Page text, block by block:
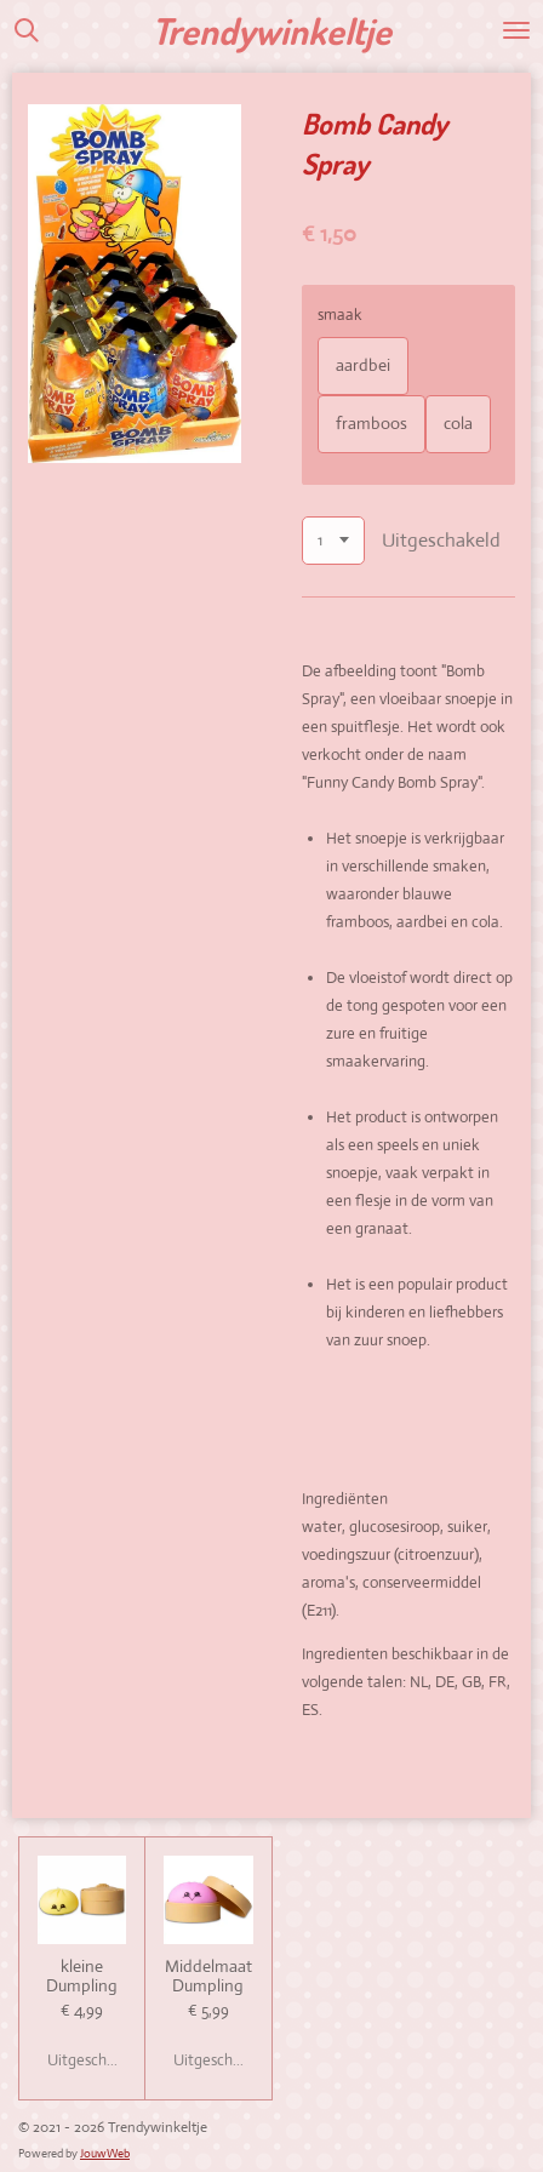
Ga
de
hoofdinhoud
Trendywinkeltje
Bomb Candy
Spray
€ 1,50
smaak
aardbei
framboos cola
Uitgeschakeld
De afbeelding toont "Bomb
Spray", een vloeibaar snoepje in
een spuitflesje. Het wordt ook
verkocht onder de naam
"Funny Candy Bomb Spray".
Het snoepje is verkrijgbaar
in verschillende smaken,
waaronder blauwe
framboos, aardbei en cola.
De vloeistof wordt direct op
de tong gespoten voor een
zure en fruitige
smaakervaring.
Het product is ontworpen
als een speels en uniek
snoepje, vaak verpakt in
een flesje in de vorm van
een granaat.
Het is een populair product
bij kinderen en liefhebbers
van zuur snoep.
Ingrediënten
water, glucosesiroop, suiker,
voedingszuur (citroenzuur),
aroma's, conserveermiddel
(E211).
Ingredienten beschikbaar in de
volgende talen: NL, DE, GB, FR,
ES.
kleine
Dumpling
€ 4,99
Uitgeschakeld
Middelmaat
Dumpling
€ 5,99
Uitgeschakeld
© 2021 - 2026 Trendywinkeltje
Powered by JouwWeb